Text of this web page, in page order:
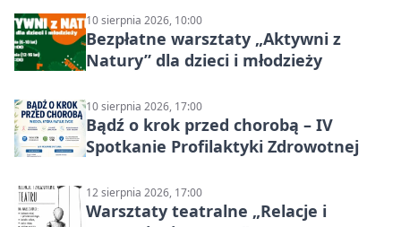
10 sierpnia 2026, 10:00
Bezpłatne warsztaty „Aktywni z
Natury” dla dzieci i młodzieży
10 sierpnia 2026, 17:00
Bądź o krok przed chorobą – IV
Spotkanie Profilaktyki Zdrowotnej
12 sierpnia 2026, 17:00
Warsztaty teatralne „Relacje i